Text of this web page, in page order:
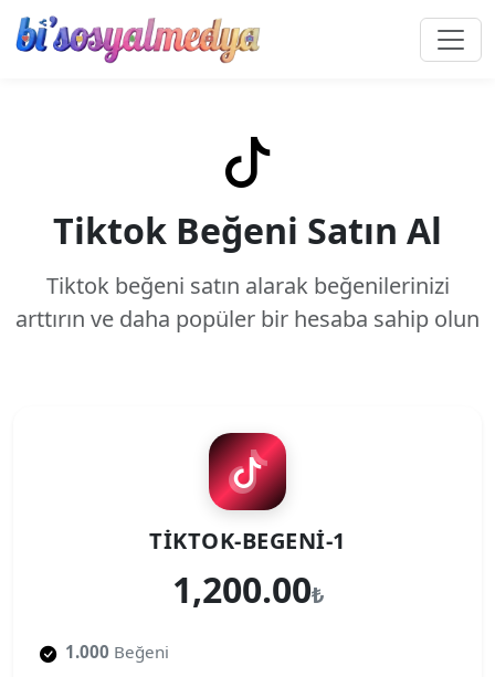
Tiktok Beğeni Satın Al
Tiktok beğeni satın alarak beğenilerinizi
arttırın ve daha popüler bir hesaba sahip olun
TIKTOK-BEGENI-1
1,200.00₺
1.000 Beğeni